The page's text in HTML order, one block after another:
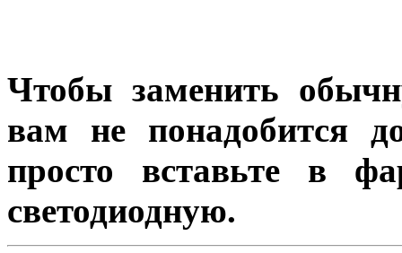
Чтобы заменить
вам не понадобится
просто вставьте в
светодиодную.